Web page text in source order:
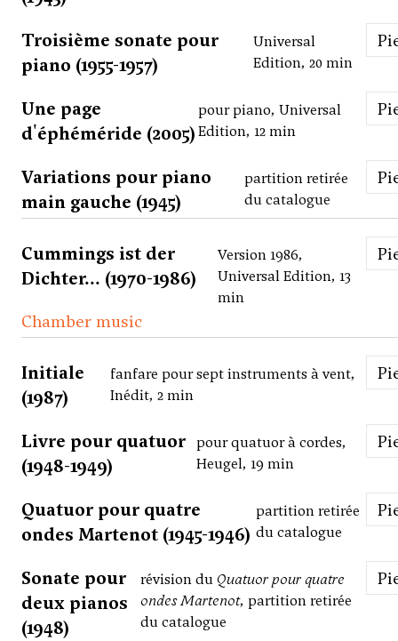
Troisième sonate pour
piano (1955-1957)
Universal
Edition, 20 min
Une page
d'éphéméride (2005)
pour piano, Universal
Edition, 12 min
Variations pour piano
main gauche (1945)
partition retirée
du catalogue
Cummings ist der
Dichter... (1970-1986)
Version 1986,
Universal Edition, 13
min
Chamber music
Initiale
(1987)
fanfare pour sept instruments à vent,
Inédit, 2 min
Livre pour quatuor
(1948-1949)
pour quatuor à cordes,
Heugel, 19 min
Quatuor pour quatre
ondes Martenot (1945-1946)
partition retirée
du catalogue
Sonate pour
deux pianos
(1948)
révision duQuatuor pour quatre
ondes Martenot, partition retirée
du catalogue